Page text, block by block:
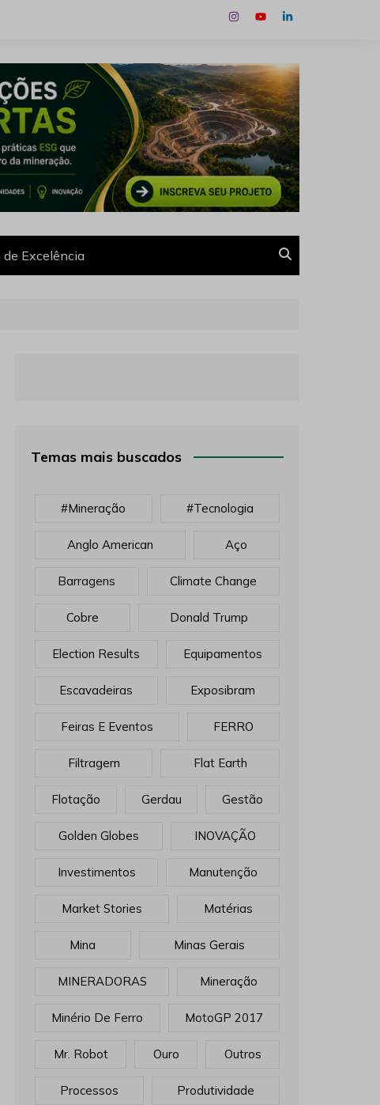
de Excelência
Temas mais buscados
#mineração #tecnologia
Anglo American Aço
Barragens Climate Change
Cobre Donald Trump
Election Results Equipamentos
Escavadeiras Exposibram
Feiras E Eventos FERRO
Filtragem Flat Earth
Flotação Gerdau Gestão
Golden Globes INOVAÇÃO
Investimentos Manutenção
Market Stories Matérias
Mina Minas Gerais
MINERADORAS Mineração
Minério De Ferro MotoGP 2017
Mr. Robot Ouro Outros
Processos Produtividade